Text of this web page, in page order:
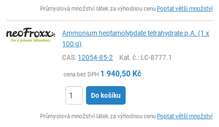
Průmyslová množství látek za výhodnou cenu Poptat větší množství
Ammonium heptamolybdate tetrahydrate p.A. (1 x
100 g)
CAS: 12054-85-2 Kat. č.: LC-8777.1
cena bez DPH 1 940,50 Kč
Do košíku
Průmyslová množství látek za výhodnou cenu Poptat větší množství